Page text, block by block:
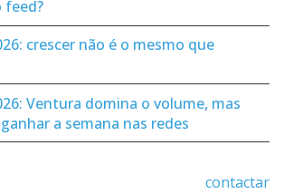
feed?
crescer não é o mesmo que
Ventura domina o volume, mas
a semana nas redes
contactar